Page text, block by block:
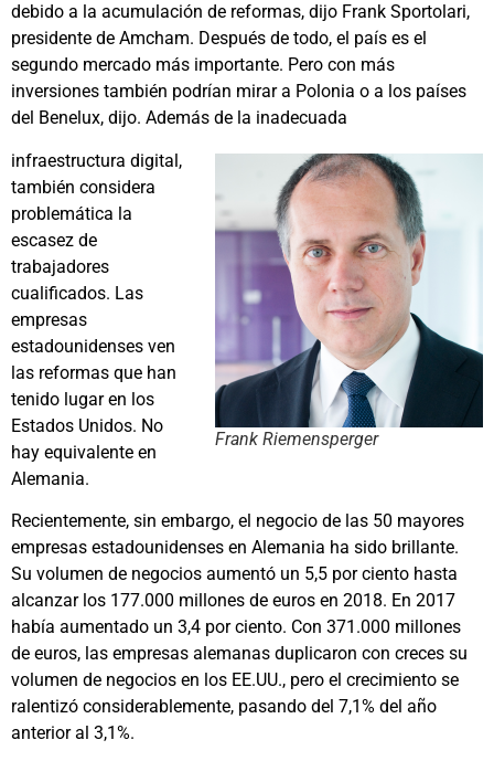
debido a la acumulación de reformas, dijo Frank Sportolari,
presidente de Amcham. Después de todo, el país es el
segundo mercado más importante. Pero con más
inversiones también podrían mirar a Polonia o a los países
del Benelux, dijo. Además de la inadecuada
Frank Riemensperger
infraestructura digital,
también considera
problemática la
escasez de
trabajadores
cualificados. Las
empresas
estadounidenses ven
las reformas que han
tenido lugar en los
Estados Unidos. No
hay equivalente en
Alemania.
Recientemente, sin embargo, el negocio de las 50 mayores
empresas estadounidenses en Alemania ha sido brillante.
Su volumen de negocios aumentó un 5,5 por ciento hasta
alcanzar los 177.000 millones de euros en 2018. En 2017
había aumentado un 3,4 por ciento. Con 371.000 millones
de euros, las empresas alemanas duplicaron con creces su
volumen de negocios en los EE.UU., pero el crecimiento se
ralentizó considerablemente, pasando del 7,1% del año
anterior al 3,1%.